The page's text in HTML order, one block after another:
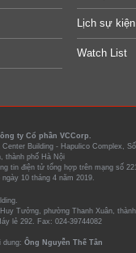
Lịch sự kiện
Watch List
ty Cổ phần VCCorp.
Building - Hapulico Complex,
thành phố Hà Nội
tin điện tử tổng hợp trên mạng số
10 tháng 4 năm 2019.
Tưởng, phường Thanh Xuân,
lẻ 292. Fax: 024-39744082
dung: Ông Nguyễn Thế Tân